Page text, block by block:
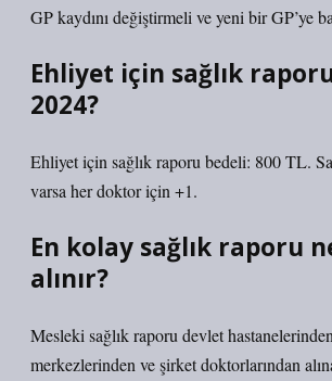
GP kaydını değiştirmeli ve yeni bir GP’ye
Ehliyet için sağlık
2024?
Ehliyet için sağlık raporu bedeli: 800 TL.
varsa her doktor için +1.
En kolay sağlık raporu
alınır?
Mesleki sağlık raporu devlet
merkezlerinden ve şirket doktorlarından